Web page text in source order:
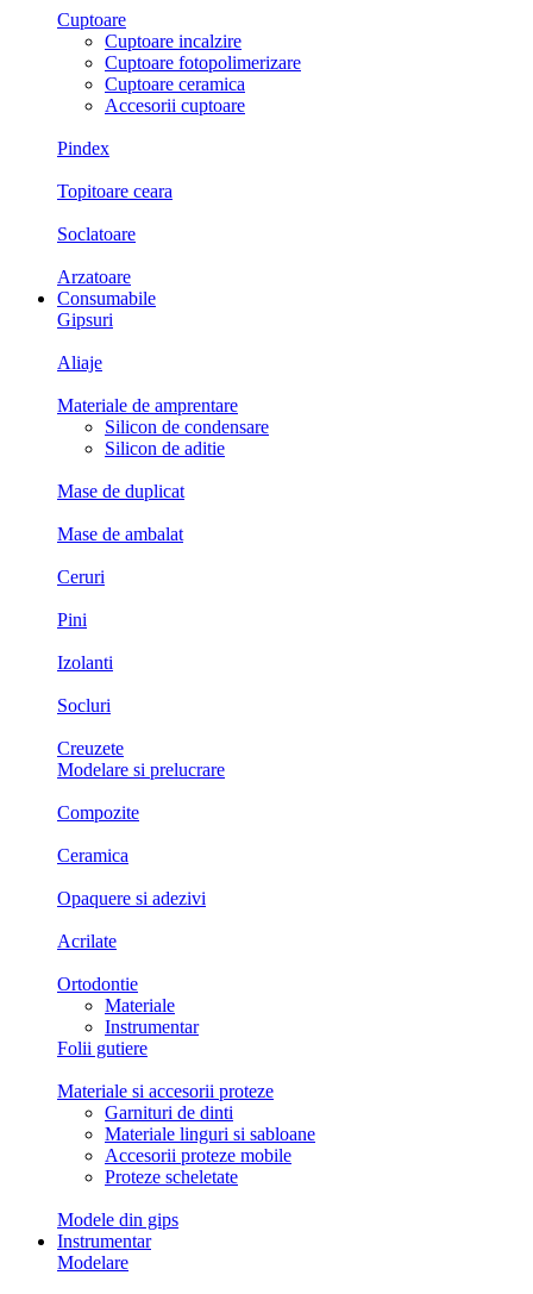
Cuptoare
Cuptoare incalzire
Cuptoare fotopolimerizare
Cuptoare ceramica
Accesorii cuptoare
Pindex
Topitoare ceara
Soclatoare
Arzatoare
Consumabile
Gipsuri
Aliaje
Materiale de amprentare
Silicon de condensare
Silicon de aditie
Mase de duplicat
Mase de ambalat
Ceruri
Pini
Izolanti
Socluri
Creuzete
Modelare si prelucrare
Compozite
Ceramica
Opaquere si adezivi
Acrilate
Ortodontie
Materiale
Instrumentar
Folii gutiere
Materiale si accesorii proteze
Garnituri de dinti
Materiale linguri si sabloane
Accesorii proteze mobile
Proteze scheletate
Modele din gips
Instrumentar
Modelare